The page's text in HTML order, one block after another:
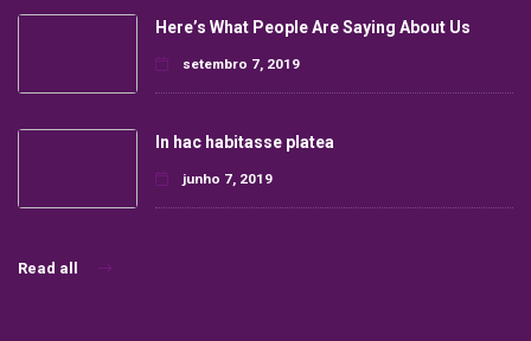
Here’s What People Are Saying About Us
setembro 7, 2019
In hac habitasse platea
junho 7, 2019
Read all